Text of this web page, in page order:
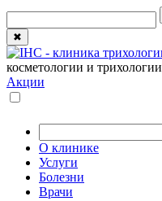
✖
косметологии и трихологии
Акции
О клинике
Услуги
Болезни
Врачи